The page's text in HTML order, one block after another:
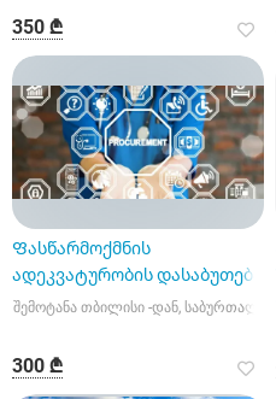
350 ₾
Ფასწარმოქმნის
ადეკვატურობის დასაბუთება
შემოტანა თბილისი -დან,
300 ₾